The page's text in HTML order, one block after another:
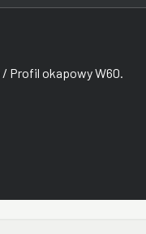
/ Profil okapowy W60.